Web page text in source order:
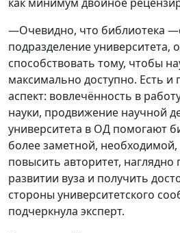
—Очевидно, что библиотека
подразделение университета,
способствовать тому, чтобы
максимально доступно. Есть и
аспект: вовлечённость в
науки, продвижение научной
университета в ОД помогают
более заметной,
повысить авторитет, наглядно
развитии вуза и получить
стороны университетского
подчеркнула эксперт.